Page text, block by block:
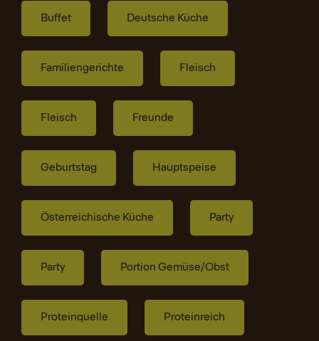
Buffet Deutsche Küche
Familiengerichte Fleisch
Fleisch Freunde
Geburtstag Hauptspeise
Österreichische Küche Party
Party Portion Gemüse/Obst
Proteinquelle Proteinreich